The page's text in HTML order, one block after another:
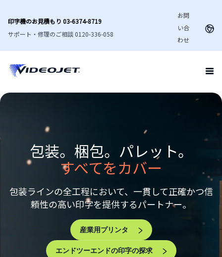
印字機のお見積もり 03-6374-8719
サポート・修理のご相談 0120-336-058
お問
い合
わせ
包装。梱包。パレット。
すべてをカバー
包装ラインの全工程において、一貫して正確かつ信
頼性の高い印字を提供するパートナー。
産業用プリンタ
エンドツーエンドの印字の探求